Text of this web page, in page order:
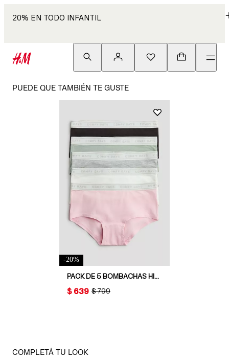
20% EN TODO INFANTIL
PUEDE QUE TAMBIÉN TE GUSTE
-20%
PACK DE 5 BOMBACHAS HIPSTER CON DISEÑO DE TEXTO
ORIGINAL PRICE:
$ 799
PRICE:
$ 639
COMPLETÁ TU LOOK